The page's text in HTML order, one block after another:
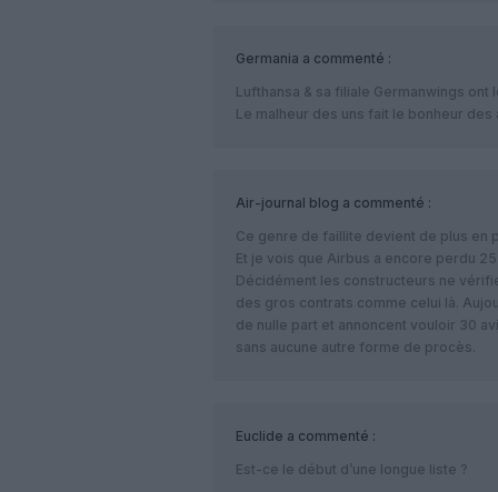
Germania a commenté :
Lufthansa & sa filiale Germanwings ont
Le malheur des uns fait le bonheur des
Air-journal blog a commenté :
Ce genre de faillite devient de plus en
Et je vois que Airbus a encore perdu 25
Décidément les constructeurs ne
des gros contrats comme celui là.
de nulle part et annoncent vouloir 30
sans aucune autre forme de procès.
Euclide a commenté :
Est-ce le début d’une longue liste ?